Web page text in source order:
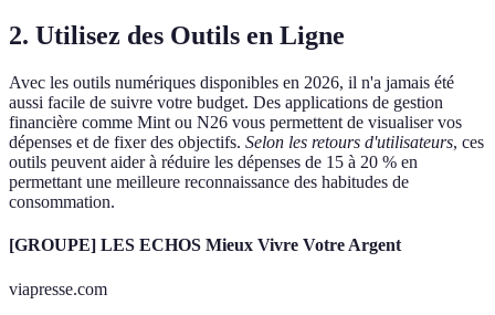
2. Utilisez des Outils en Ligne
Avec les outils numériques disponibles en 2026, il n'a jamais été
aussi facile de suivre votre budget. Des applications de gestion
financière comme Mint ou N26 vous permettent de visualiser vos
dépenses et de fixer des objectifs. Selon les retours d'utilisateurs, ces
outils peuvent aider à réduire les dépenses de 15 à 20 % en
permettant une meilleure reconnaissance des habitudes de
consommation.
[GROUPE] LES ECHOS Mieux Vivre Votre Argent
viapresse.com